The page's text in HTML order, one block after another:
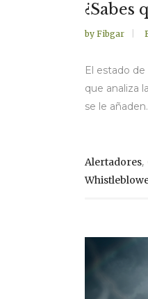
¿Sabes
by Fibgar
El estado
que analiza
se le
Alertadores,